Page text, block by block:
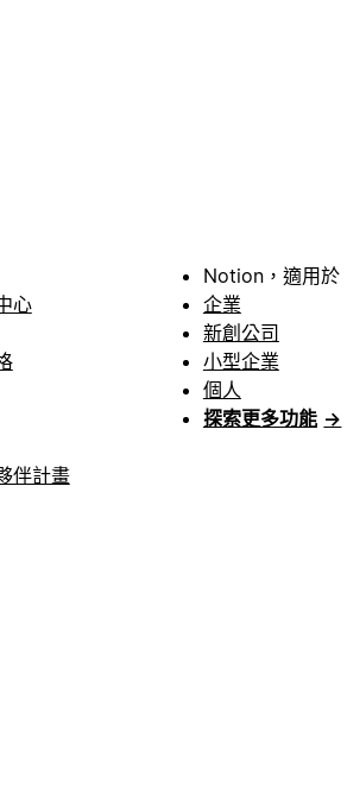
心
伴計畫
Notion，適用於
企業
新創公司
小型企業
個人
探索更多功能 →